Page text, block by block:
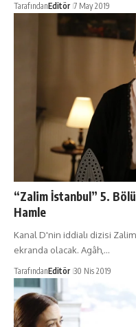
TarafındanEditör 7 May 2019
“Zalim İstanbul” 5.
Hamle
Kanal D'nin iddialı dizisi
ekranda olacak. Agâh,…
TarafındanEditör 30 Nis 2019